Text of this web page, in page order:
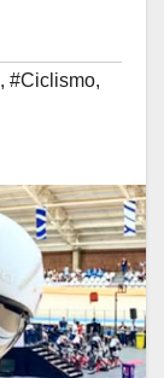
, #Ciclismo,